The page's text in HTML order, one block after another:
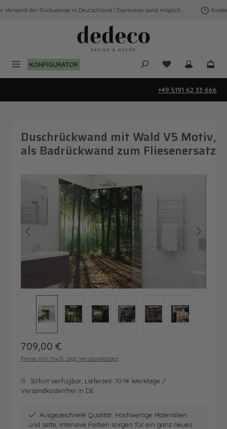
Zum Hauptinhalt springen
der Rückwände in Deutschland | Expressversand möglich
KONFIGURATOR Du hast 0
+49 5191 62 33 666
Duschrückwand mit Wald V5 Motiv,
als Badrückwand zum Fliesenersatz
Bildergalerie überspringen
Regulärer Preis:
709,00 €
Preise inkl. MwSt. zzgl. Versandkosten
Sofort verfügbar, Lieferzeit: 10-14 Werktage /
Versandkostenfrei in DE
Ausgezeichnete Qualität: Hochwertige Materialien
und satte, intensive Farben sorgen für ein ganz neues